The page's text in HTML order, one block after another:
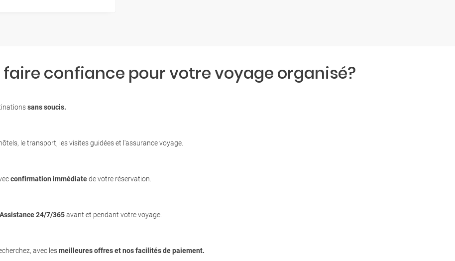
confiance pour votre voyage organisé?
sans soucis.
le transport, les visites guidées et l'assurance voyage.
confirmation immédiatede votre réservation.
Assistance 24/7/365avant et pendant votre voyage.
avec lesmeilleures offres et nos facilités de paiement.